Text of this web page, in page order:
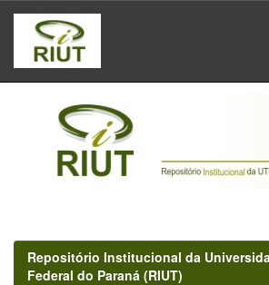
Skip
navigation
Repositório Institucional da
Federal do Paraná (RIUT)